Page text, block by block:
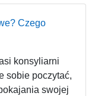
Czego
konsyliarni
sobie poczytać,
swojej